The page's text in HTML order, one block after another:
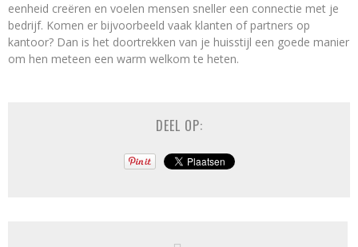
eenheid creëren en voelen mensen sneller een connectie met je
bedrijf. Komen er bijvoorbeeld vaak klanten of partners op
kantoor? Dan is het doortrekken van je huisstijl een goede manier
om hen meteen een warm welkom te heten.
DEEL OP: